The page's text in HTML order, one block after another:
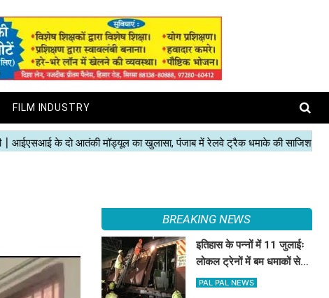
FILM INDUSTRY
BREAKING NEWS
इतिहास के पन्नों में 11 जुलाईः
लोकल ट्रेनों में बम धमाकों से
दहल गई मुंबई, 189 की मौत
PAL PAL NEWS